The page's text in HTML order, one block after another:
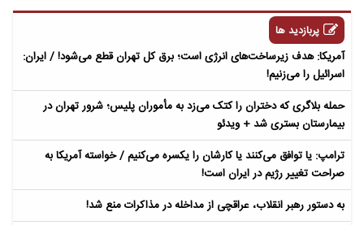
پربازدید ها
آمریکا: هدف زیرساخت‌های انرژی است؛ برق کل تهران قطع می‌شود! / ایران:
اسرائیل را می‌زنیم!
حمله بلاگری که دختران را کتک می‌زد به مأموران پلیس؛ شرور تهران در
بیمارستان بستری شد + ویدئو
ترامپ: یا توافق می‌کنند یا کارشان را یکسره می‌کنیم / خواسته آمریکا به
صراحت تغییر رژیم در ایران است!
به دستور رهبر انقلاب، عراقچی از مداخله در مذاکرات منع شد!